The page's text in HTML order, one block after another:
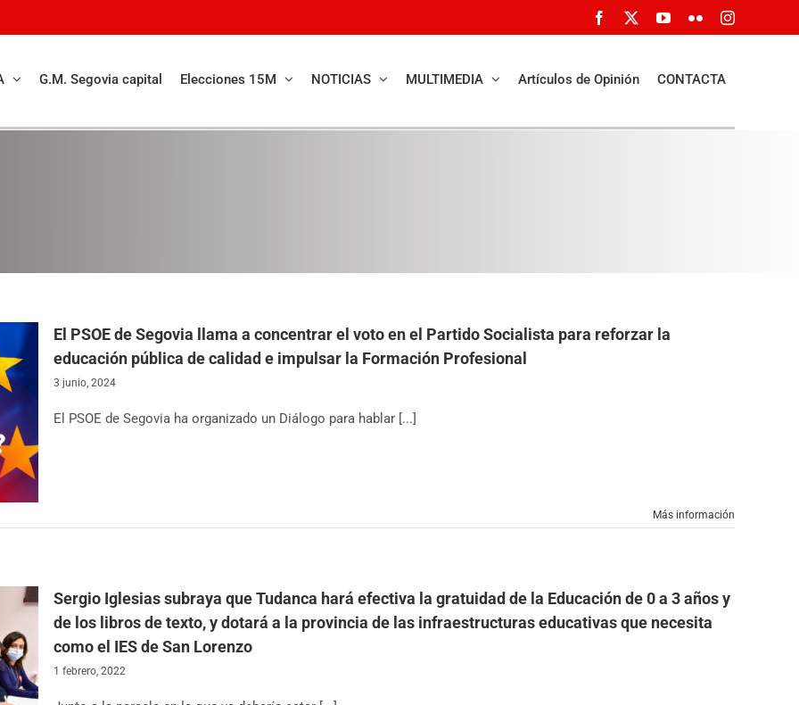
Facebook YouTube
FlickrInstagram
G.M. Segovia capital Elecciones 15M NOTICIAS MULTIMEDIA Artículos de Opinión CONTACTA
El PSOE de Segovia llama a concentrar el voto en el Partido Socialista para reforzar la
educación pública de calidad e impulsar la Formación Profesional
3 junio, 2024
El PSOE de Segovia ha organizado un Diálogo para hablar [...]
Más información
Sergio Iglesias subraya que Tudanca hará efectiva la gratuidad de la Educación de 0 a 3 años y
de los libros de texto, y dotará a la provincia de las infraestructuras educativas que necesita
como el IES de San Lorenzo
1 febrero, 2022